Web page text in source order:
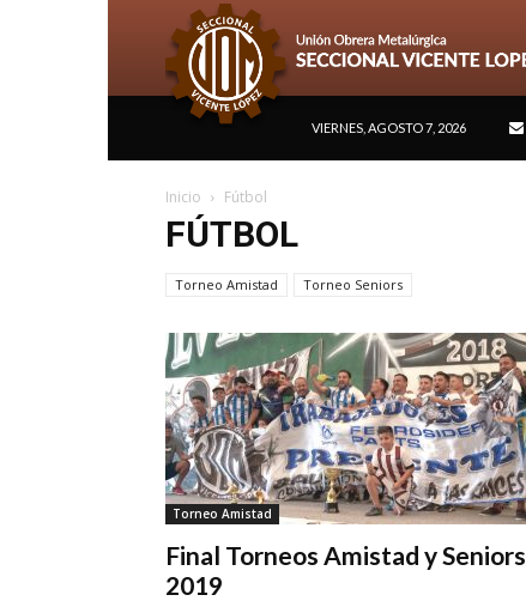
VIERNES, AGOSTO 7, 2026
Inicio Fútbol
FÚTBOL
Torneo Amistad Torneo Seniors
Torneo Amistad
Final Torneos Amistad y Seniors
2019